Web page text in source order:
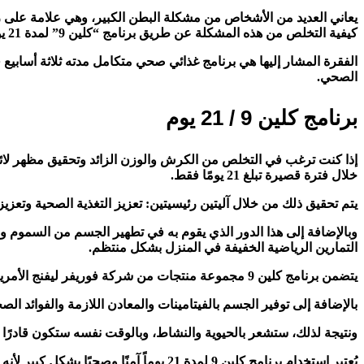
يعاني العديد من الأشخاص من مشكلة البطن الكبير، وهي علامة على
كيفية التخلص من هذه المشكلة عن طريق برنامج “كلين 9” لمدة 21 يومًا.
الفقرة المشار إليها هي برنامج غذائي صحي متكامل مدته ثلاثة
الصحي.
برنامج كلين 9 / 21 يوم
إذا كنت ترغب في التخلص من الكرش والوزن الزائد وتحقيق مظهر
خلال فترة قصيرة تبلغ 21 يومًا فقط.
يتم تحقيق ذلك من خلال آليتين رئيسيتين: تعزيز التغذية الصحية
وبالإضافة إلى هذا الدور الذي يقوم به في تطهير الجسم من السموم
التمارين الرياضية الخفيفة في المنزل بشكل منتظم.
يتضمن برنامج كلين 9 مجموعة منتجات من شركة فوريفر ليفنج الأمريكية، وتتمتع هذه المنتجات بخصائص تغذوية صحية، وتعزز عملية الهضم بصورة مثالية.
بالإضافة إلى توفير الجسم بالفيتامينات والمعادن اللازمة
ونتيجة لذلك، ستشعر بالحيوية والنشاط، وبالوقت نفسه ستكون
يُعتبر استخدام برنامج كلين 9 لمدة